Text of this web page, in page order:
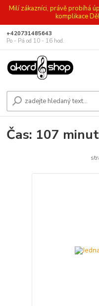
Milí zákazníci, právě probíhá
komplikace
+420731485643
Po - Pá od 10 - 16 hod.
Čas: 107 minut